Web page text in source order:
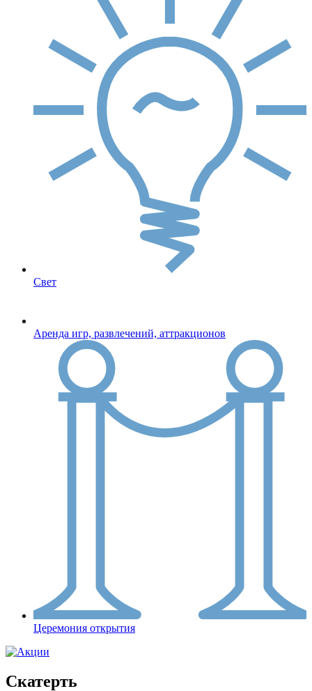
Свет
Аренда игр, развлечений, аттракционов
Церемония открытия
Скатерть